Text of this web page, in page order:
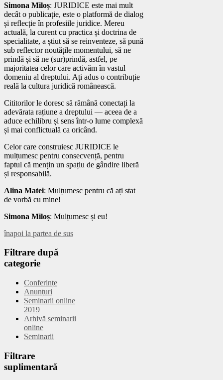
Simona Miloș: JURIDICE este mai mult
decât o publicație, este o platformă de dialog
și reflecție în profesiile juridice. Mereu
actuală, la curent cu practica și doctrina de
specialitate, a știut să se reinventeze, să pună
sub reflector noutățile momentului, să ne
prindă și să ne (sur)prindă, astfel, pe
majoritatea celor care activăm în vastul
domeniu al dreptului. Ați adus o contribuție
reală la cultura juridică românească.
Cititorilor le doresc să rămână conectați la
adevărata rațiune a dreptului — aceea de a
aduce echilibru și sens într-o lume complexă
și mai conflictuală ca oricând.
Celor care construiesc JURIDICE le
mulțumesc pentru consecvență, pentru
faptul că mențin un spațiu de gândire liberă
și responsabilă.
Alina Matei: Mulțumesc pentru că ați stat
de vorbă cu mine!
Simona Miloș: Mulțumesc și eu!
înapoi la partea de sus
Filtrare după
categorie
Conferințe
Anunțuri
Seminarii online
2019
Arhivă seminarii
online
Seminarii
Filtrare
suplimentară